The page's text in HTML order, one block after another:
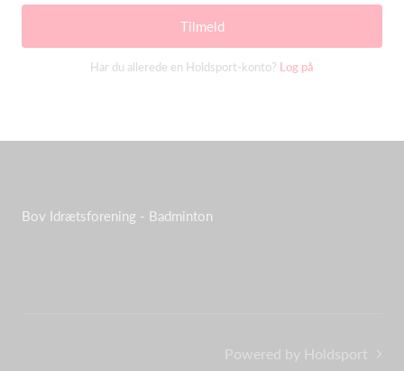
Tilmeld
Har du allerede en Holdsport-konto? Log på
Bov Idrætsforening - Badminton
Powered by Holdsport